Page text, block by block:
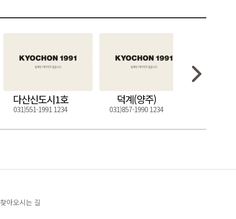
다산신도시1호
031)551-1991 1234
덕계(양주)
031)857-1990 1234
찾아오시는 길